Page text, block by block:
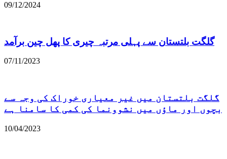
09/12/2024
گلگت بلتستان سے پہلی مرتبہ چیری کا پھل چین برآمد
07/11/2023
گلگت بلتستان میں غیر معیاری خوراک کی وجہ سے
بچوں اور ماؤں میں نشوونما کی کمی کا سامنا ہے
10/04/2023